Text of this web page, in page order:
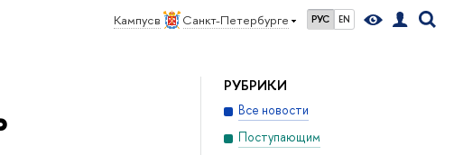
Кампус в Санкт-Петербурге РУС EN
РУБРИКИ
Все новости
Поступающим